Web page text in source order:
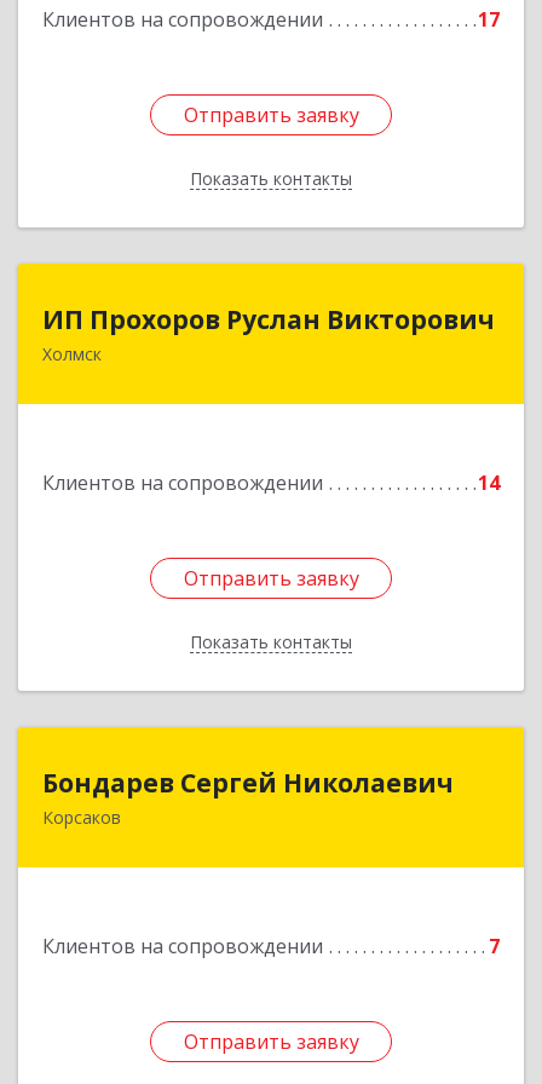
Клиентов на сопровождении 17
Отправить заявку
Показать контакты
Отправить заявку
Назад
ИП Прохоров Руслан Викторович
Холмск
Клиентов на сопровождении 14
Отправить заявку
Показать контакты
694620, Сахалинская обл, Холмский р-н, Холмск
Отправить заявку
Назад
Бондарев Сергей Николаевич
Корсаков
Клиентов на сопровождении 7
Отправить заявку
Бондарев Сергей Николаевич
Отправить заявку